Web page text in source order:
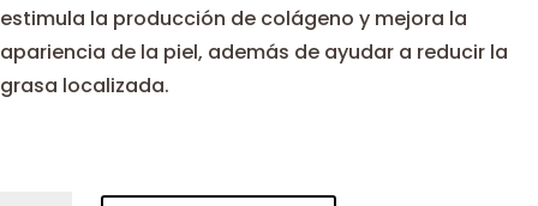
estimula la producción de colágeno y mejora la
apariencia de la piel, además de ayudar a reducir la
grasa localizada.